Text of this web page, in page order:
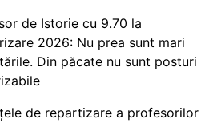
de Istorie cu 9.70 la
2026: Nu prea sunt mari
Din păcate nu sunt posturi
de repartizare a profesorilor